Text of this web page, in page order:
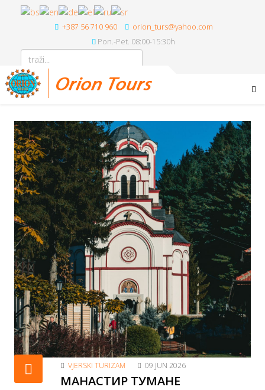
+387 56 710 960
orion_turs@yahoo.com
Pon.-Pet. 08:00-15:30h
VJERSKI TURIZAM 09 JUN 2026
МАНАСТИР ТУМАНЕ